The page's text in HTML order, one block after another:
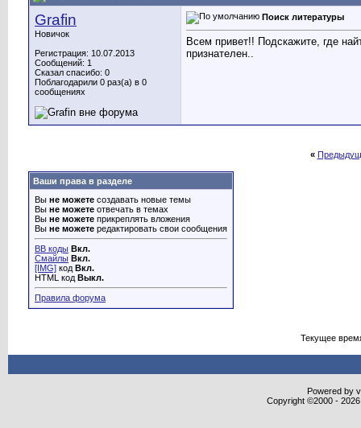
Grafin
Новичок
Регистрация: 10.07.2013
Сообщений: 1
Сказал спасибо: 0
Поблагодарили 0 раз(а) в 0
сообщениях
Поиск литературы
Всем привет!! Подскажите, где
признателен..
«
Ваши права в разделе
Вы не можете создавать новые темы
Вы не можете отвечать в темах
Вы не можете прикреплять вложения
Вы не можете редактировать свои сообщения
BB коды Вкл.
Смайлы Вкл.
[IMG] код Вкл.
HTML код Выкл.
Правила форума
Текущее
Powered by
Copyright ©2000 -